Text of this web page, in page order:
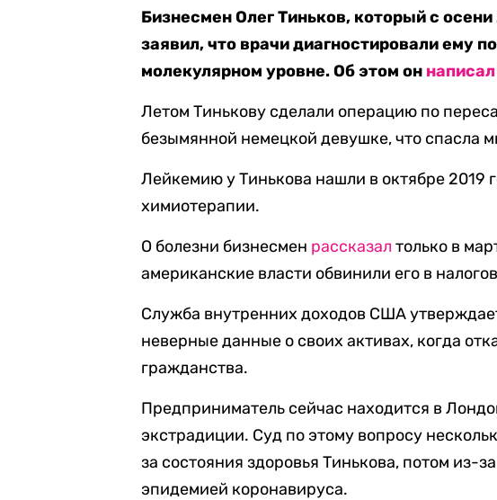
Бизнесмен Олег Тиньков, который с
заявил, что врачи диагностировали ему
молекулярном уровне. Об этом он написал
Летом Тинькову сделали операцию по
безымянной немецкой девушке, что спасла
Лейкемию у Тинькова нашли в октябре 2019
химиотерапии.
О болезни бизнесмен рассказал только в
американские власти обвинили его в
Служба внутренних доходов США
неверные данные о своих активах, когда
гражданства.
Предприниматель сейчас находится в
экстрадиции. Суд по этому вопросу
за состояния здоровья Тинькова, потом из-
эпидемией коронавируса.